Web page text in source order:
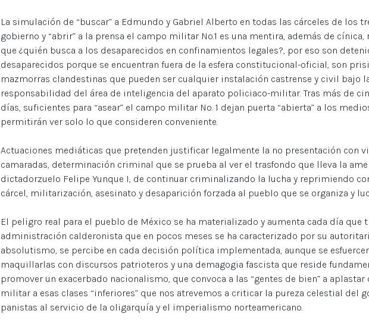
La simulación de “buscar” a Edmundo y Gabriel Alberto en todas las cárceles de los
gobierno y “abrir” a la prensa el campo militar No.1 es una mentira, además de
que ¿quién busca a los desaparecidos en confinamientos legales?, por eso son
desaparecidos porque se encuentran fuera de la esfera constitucional-oficial, son
mazmorras clandestinas que pueden ser cualquier instalación castrense y civil bajo
responsabilidad del área de inteligencia del aparato policiaco-militar. Tras más de
días, suficientes para “asear” el campo militar No. 1 dejan puerta “abierta” a los
permitirán ver solo lo que consideren conveniente.
Actuaciones mediáticas que pretenden justificar legalmente la no presentación con
camaradas, determinación criminal que se prueba al ver el trasfondo que lleva la
dictadorzuelo Felipe Yunque I, de continuar criminalizando la lucha y reprimiendo
cárcel, militarización, asesinato y desaparición forzada al pueblo que se organiza y
El peligro real para el pueblo de México se ha materializado y aumenta cada día que
administración calderonista que en pocos meses se ha caracterizado por su
absolutismo, se percibe en cada decisión política implementada, aunque se
maquillarlas con discursos patrioteros y una demagogia fascista que reside
promover un exacerbado nacionalismo, que convoca a las “gentes de bien” a aplastar
militar a esas clases “inferiores” que nos atrevemos a criticar la pureza celestial del
panistas al servicio de la oligarquía y el imperialismo norteamericano.